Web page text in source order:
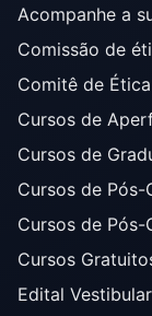
Acompanhe a
Comissão de
Comitê de
Cursos de
Cursos de
Cursos de Pós-
Cursos de Pós-
Cursos
Edital Vestibular